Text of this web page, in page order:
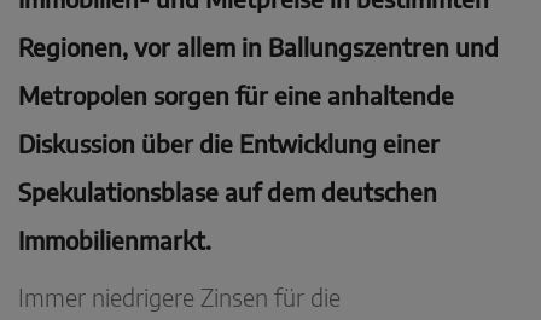
Regionen, vor allem in Ballungszentren und
Metropolen sorgen für eine anhaltende
Diskussion über die Entwicklung einer
Spekulationsblase auf dem deutschen
Immobilienmarkt.
Immer niedrigere Zinsen für die